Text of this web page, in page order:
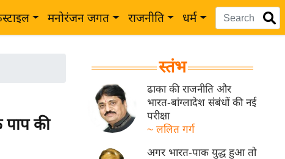
मनोरंजन जगत राजनीति धर्म
की
स्तंभ
ढाका की राजनीति और
भारत-बांग्लादेश संबंधों की नई
परीक्षा
~ ललित गर्ग
अगर भारत-पाक युद्ध हुआ तो